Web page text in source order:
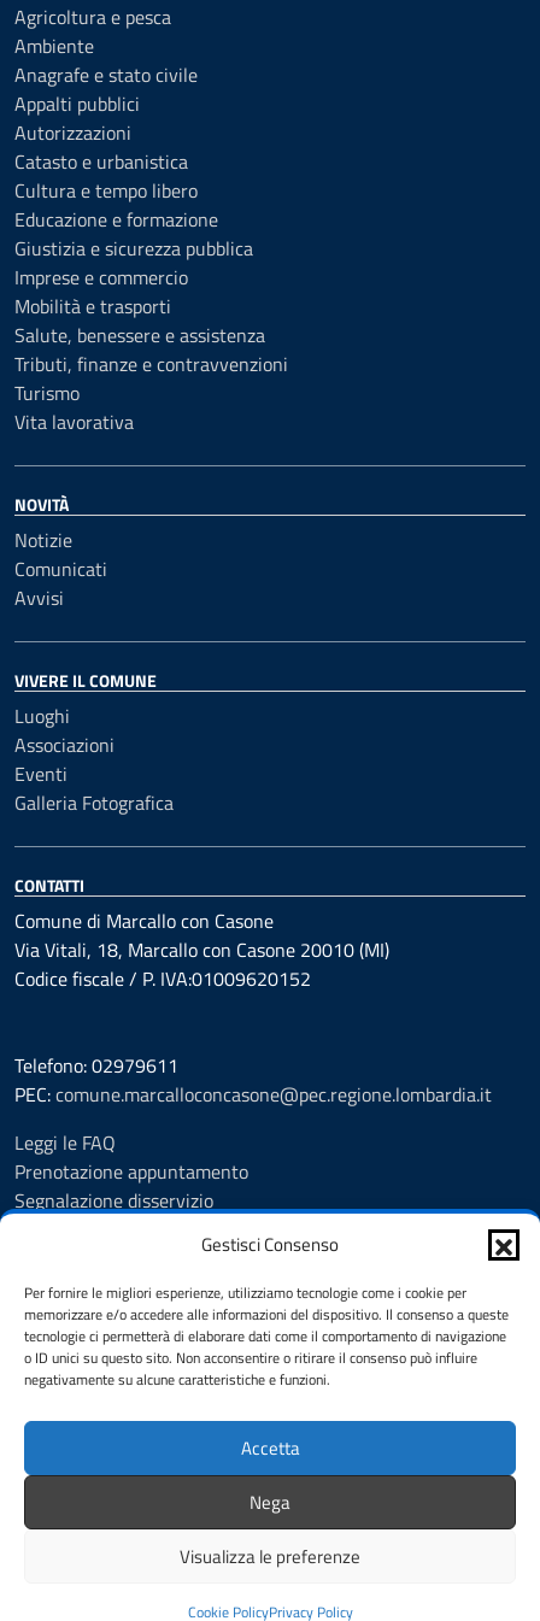
Gestisci Consenso
Per fornire le migliori esperienze, utilizziamo tecnologie come i cookie per
memorizzare e/o accedere alle informazioni del dispositivo. Il consenso a queste
tecnologie ci permetterà di elaborare dati come il comportamento di navigazione
o ID unici su questo sito. Non acconsentire o ritirare il consenso può influire
negativamente su alcune caratteristiche e funzioni.
Accetta
Nega
Visualizza le preferenze
Cookie PolicyPrivacy Policy
Agricoltura e pesca
Ambiente
Anagrafe e stato civile
Appalti pubblici
Autorizzazioni
Catasto e urbanistica
Cultura e tempo libero
Educazione e formazione
Giustizia e sicurezza pubblica
Imprese e commercio
Mobilità e trasporti
Salute, benessere e assistenza
Tributi, finanze e contravvenzioni
Turismo
Vita lavorativa
NOVITÀ
Notizie
Comunicati
Avvisi
VIVERE IL COMUNE
Luoghi
Associazioni
Eventi
Galleria Fotografica
CONTATTI
Comune di Marcallo con Casone
Via Vitali, 18, Marcallo con Casone 20010 (MI)
Codice fiscale / P. IVA:01009620152
Telefono: 02979611
PEC:comune.marcalloconcasone@pec.regione.lombardia.it
Leggi le FAQ
Prenotazione appuntamento
Segnalazione disservizio
Informativa privacy
Note legali
Dichiarazione di accessibilità
Feedback
SEGUICI SU
Instagram
Credits